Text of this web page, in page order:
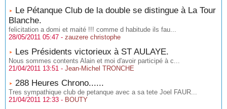
Le Pétanque Club de la double se distingue à La Tour
Blanche.
felicitation a domi et maité !!! comme d habitude ils fau...
28/05/2011 05:47 - zauzere christophe
Les Présidents victorieux à ST AULAYE.
Nous sommes contents Alain et moi d'avoir participé à c...
21/04/2011 13:51 - Jean-Michel TRONCHE
288 Heures Chrono......
Tres sympathique club de petanque avec a sa tete Joel FAUR...
21/04/2011 12:33 - BOUTY